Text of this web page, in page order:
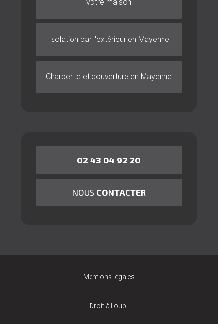
votre maison
Isolation par l'extérieur en Mayenne
Charpente et couverture en Mayenne
02 43 04 92 20
NOUS CONTACTER
Mentions légales
Droit à l'oubli